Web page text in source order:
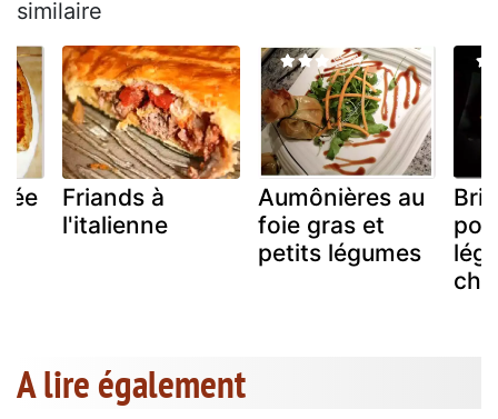
similaire
Friands à
l'italienne
Aumônières au
foie gras et
petits légumes
A lire également